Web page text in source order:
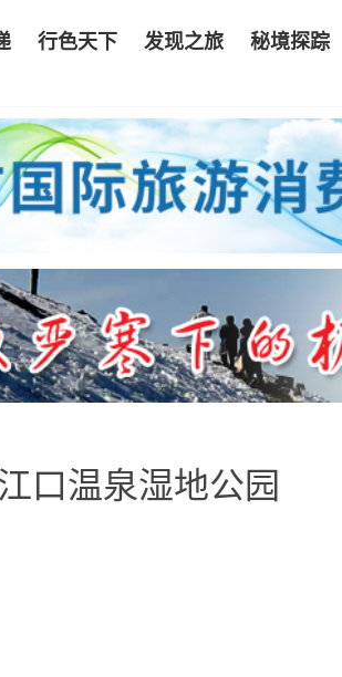
行色天下 发现之旅 秘境探踪
口温泉湿地公园